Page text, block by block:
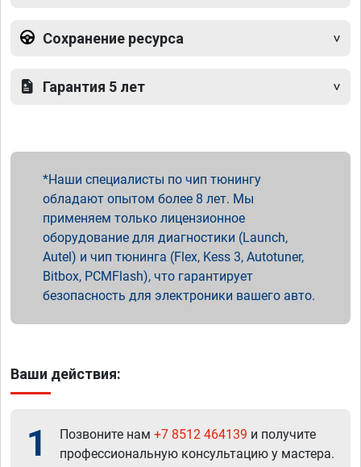
Сохранение ресурса
Гарантия 5 лет
Наши специалисты по чип тюнингу
обладают опытом более 8 лет. Мы
применяем только лицензионное
оборудование для диагностики (Launch,
Autel) и чип тюнинга (Flex, Kess 3, Autotuner,
Bitbox, PCMFlash), что гарантирует
безопасность для электроники вашего авто.
Ваши действия:
1 Позвоните нам +7 8512 464139 и получите
профессиональную консультацию у мастера.